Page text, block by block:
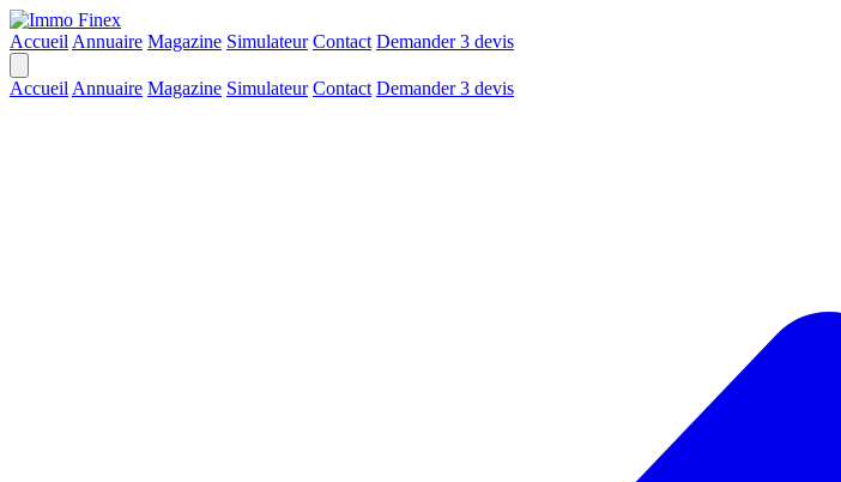
Accueil Annuaire Magazine Simulateur Contact Demander 3 devis
Accueil Annuaire Magazine Simulateur Contact Demander 3 devis